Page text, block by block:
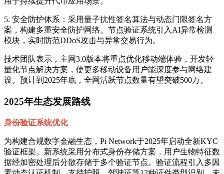
5. 安全防护体系：采用量子抗性签名算法与动态门限签名方
案，构建多重安全防护网络。节点验证系统引入AI异常检测
模块，实时防范DDoS攻击与异常交易行为。
技术团队表示，主网3.0版本将重点优化移动端体验，开发轻
量化节点解决方案，使更多移动设备用户能深度参与网络建
设。预计到2025年底，全网活跃节点数量有望突破500万。
2025年生态发展路线
身份验证系统优化
为构建合规数字金融生态，Pi Network于2025年启动全新KYC
验证框架。新系统采用分布式身份存储方案，用户生物特征数
据经加密处理后分散存储于多个验证节点。验证流程引入多因